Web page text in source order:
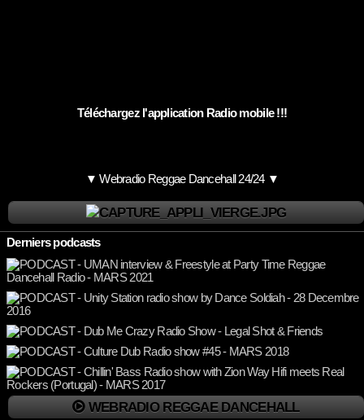
Téléchargez l'application Radio mobile !!!
▼ Webradio Reggae Dancehall 24/24 ▼
Derniers podcasts
WEBRADIO REGGAE DANCEHALL